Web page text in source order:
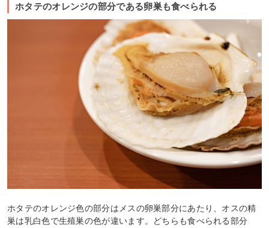
ホタテのオレンジの部分である卵巣も食べられる
ホタテのオレンジ色の部分はメスの卵巣部分にあたり、オスの精
巣は乳白色で生殖巣の色が違います。どちらも食べられる部分